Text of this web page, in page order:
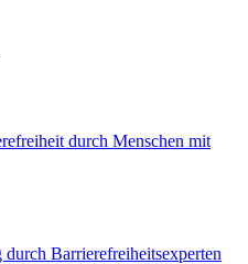
durch Menschen mit
Barrierefreiheitsexperten